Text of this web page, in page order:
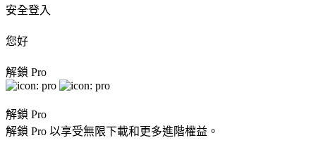
安全登入
您好
解鎖 Pro
解鎖 Pro
解鎖 Pro 以享受無限下載和更多進階權益。